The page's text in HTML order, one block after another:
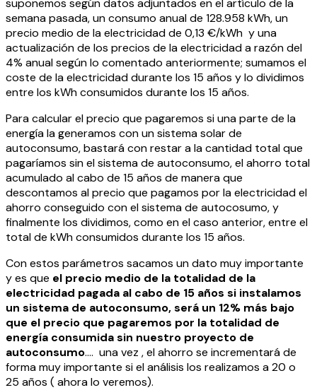
semana pasada, un consumo anual de 128.958 kWh, un
precio medio de la electricidad de 0,13 €/kWh y una
actualización de los precios de la electricidad a razón del
4% anual según lo comentado anteriormente; sumamos el
coste de la electricidad durante los 15 años y lo dividimos
entre los kWh consumidos durante los 15 años.
Para calcular el precio que pagaremos si una parte de la
energía la generamos con un sistema solar de
autoconsumo, bastará con restar a la cantidad total que
pagaríamos sin el sistema de autoconsumo, el ahorro total
acumulado al cabo de 15 años de manera que
descontamos al precio que pagamos por la electricidad el
ahorro conseguido con el sistema de autocosumo, y
finalmente los dividimos, como en el caso anterior, entre el
total de kWh consumidos durante los 15 años.
Con estos parámetros sacamos un dato muy importante
y es que el precio medio de la totalidad de la
electricidad pagada al cabo de 15 años si instalamos
un sistema de autoconsumo, será un 12% más bajo
que el precio que pagaremos por la totalidad de
energía consumida sin nuestro proyecto de
autoconsumo…. una vez , el ahorro se incrementará de
forma muy importante si el análisis los realizamos a 20 o
25 años ( ahora lo veremos).